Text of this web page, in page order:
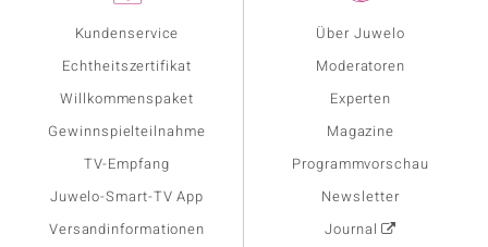
Kundenservice
Echtheitszertifikat
Willkommenspaket
Gewinnspielteilnahme
TV-Empfang
Juwelo-Smart-TV App
Versandinformationen
Über Juwelo
Moderatoren
Experten
Magazine
Programmvorschau
Newsletter
Journal